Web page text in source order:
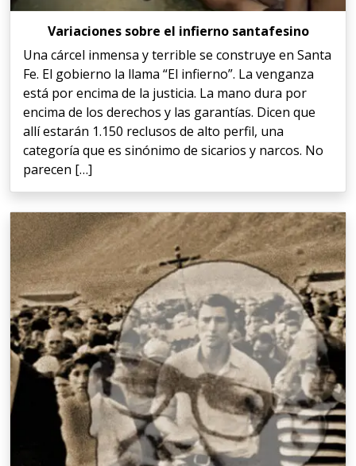
Variaciones sobre el infierno santafesino
Una cárcel inmensa y terrible se construye en Santa
Fe. El gobierno la llama “El infierno”. La venganza
está por encima de la justicia. La mano dura por
encima de los derechos y las garantías. Dicen que
allí estarán 1.150 reclusos de alto perfil, una
categoría que es sinónimo de sicarios y narcos. No
parecen […]